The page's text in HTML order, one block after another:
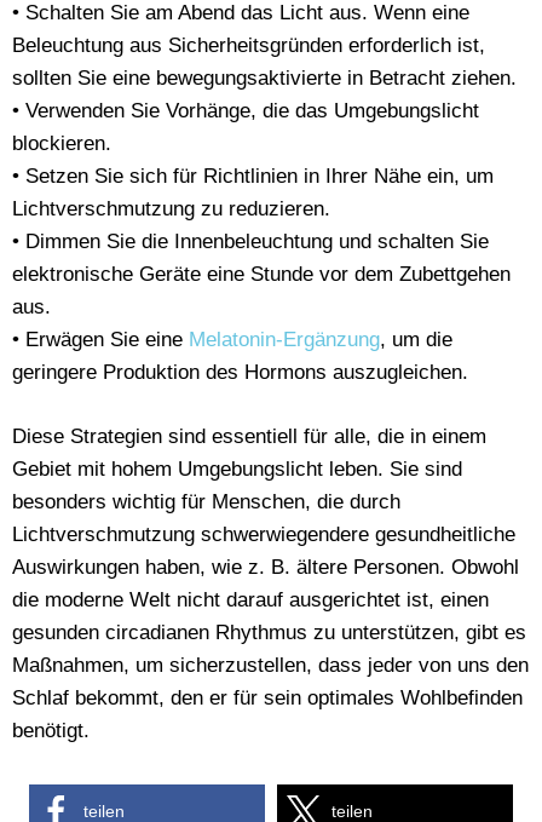
• Schalten Sie am Abend das Licht aus. Wenn eine
Beleuchtung aus Sicherheitsgründen erforderlich ist,
sollten Sie eine bewegungsaktivierte in Betracht ziehen.
• Verwenden Sie Vorhänge, die das Umgebungslicht
blockieren.
• Setzen Sie sich für Richtlinien in Ihrer Nähe ein, um
Lichtverschmutzung zu reduzieren.
• Dimmen Sie die Innenbeleuchtung und schalten Sie
elektronische Geräte eine Stunde vor dem Zubettgehen
aus.
• Erwägen Sie eine Melatonin-Ergänzung, um die
geringere Produktion des Hormons auszugleichen.
Diese Strategien sind essentiell für alle, die in einem
Gebiet mit hohem Umgebungslicht leben. Sie sind
besonders wichtig für Menschen, die durch
Lichtverschmutzung schwerwiegendere gesundheitliche
Auswirkungen haben, wie z. B. ältere Personen. Obwohl
die moderne Welt nicht darauf ausgerichtet ist, einen
gesunden circadianen Rhythmus zu unterstützen, gibt es
Maßnahmen, um sicherzustellen, dass jeder von uns den
Schlaf bekommt, den er für sein optimales Wohlbefinden
benötigt.
teilen teilen